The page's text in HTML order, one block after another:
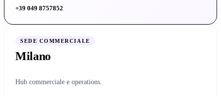
+39 049 8757852
SEDE COMMERCIALE
Milano
Hub commerciale e operations.